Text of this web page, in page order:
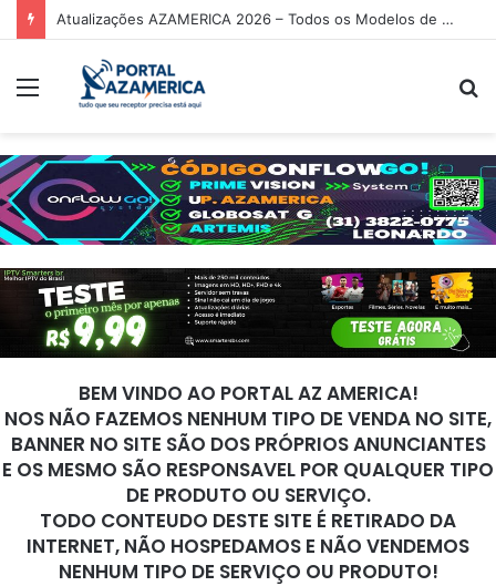
Atualizações AZAMERICA 2026 – Todos os Modelos de Receptores AZAMERICA
BEM VINDO AO PORTAL AZ AMERICA!
NOS NÃO FAZEMOS NENHUM TIPO DE VENDA NO SITE,
BANNER NO SITE SÃO DOS PRÓPRIOS ANUNCIANTES
E OS MESMO SÃO RESPONSAVEL POR QUALQUER TIPO
DE PRODUTO OU SERVIÇO.
TODO CONTEUDO DESTE SITE É RETIRADO DA
INTERNET, NÃO HOSPEDAMOS E NÃO VENDEMOS
NENHUM TIPO DE SERVIÇO OU PRODUTO!